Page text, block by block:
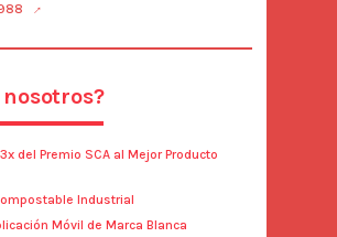
del Premio SCA al Mejor Producto
Industrial
Móvil de Marca Blanca